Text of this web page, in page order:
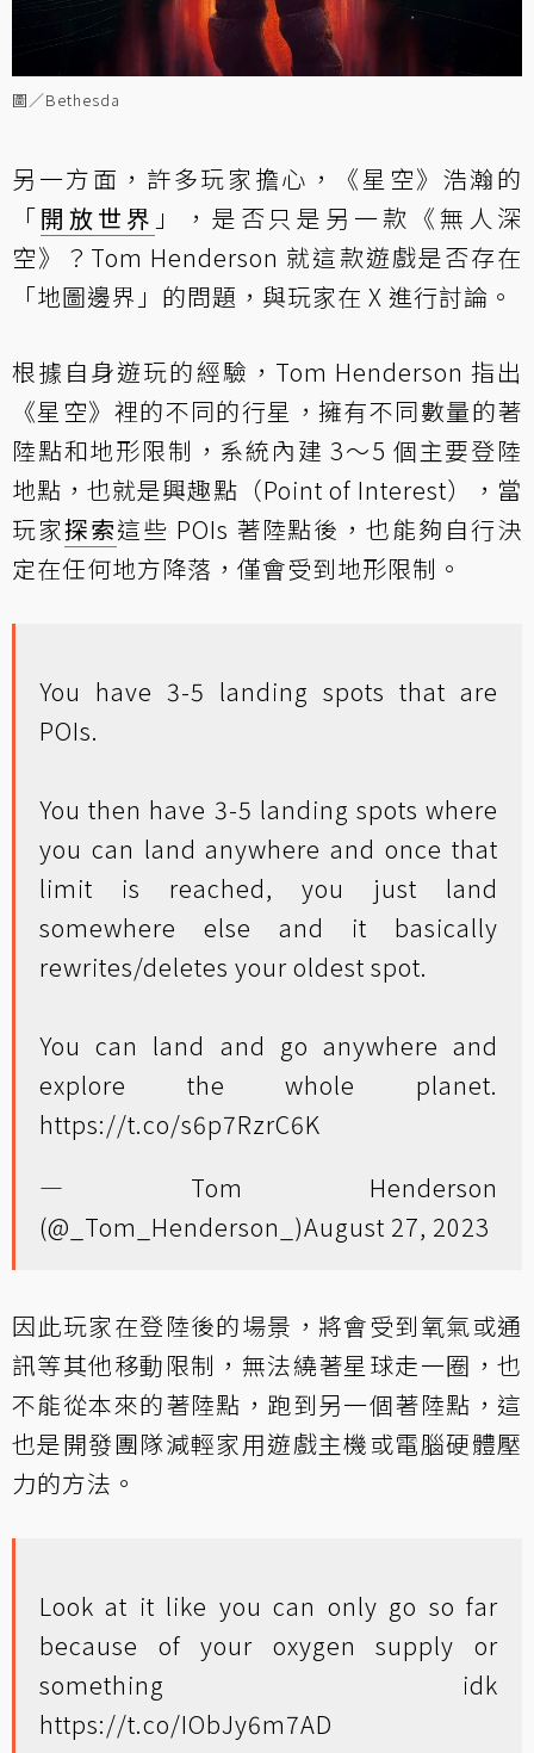
圖／Bethesda
另一方面，許多玩家擔心，《星空》浩瀚的
「開放世界 」，是否只是另一款《無人深
空》？Tom Henderson 就這款遊戲是否存在
「地圖邊界」的問題，與玩家在 X 進行討論。
根據自身遊玩的經驗，Tom Henderson 指出
《星空》裡的不同的行星，擁有不同數量的著
陸點和地形限制，系統內建 3～5 個主要登陸
地點，也就是興趣點（Point of Interest），當
玩家探索這些 POIs 著陸點後，也能夠自行決
定在任何地方降落，僅會受到地形限制。
You have 3-5 landing spots that are
POIs.
You then have 3-5 landing spots where
you can land anywhere and once that
limit is reached, you just land
somewhere else and it basically
rewrites/deletes your oldest spot.
You can land and go anywhere and
explore the whole planet.
https://t.co/s6p7RzrC6K
— Tom Henderson
(@_Tom_Henderson_)August 27, 2023
因此玩家在登陸後的場景，將會受到氧氣或通
訊等其他移動限制，無法繞著星球走一圈，也
不能從本來的著陸點，跑到另一個著陸點，這
也是開發團隊減輕家用遊戲主機或電腦硬體壓
力的方法。
Look at it like you can only go so far
because of your oxygen supply or
something idk
https://t.co/IObJy6m7AD